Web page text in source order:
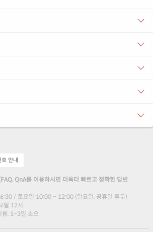
안내
QnA를 이용하시면 더욱더 빠르고 정확한 답변
/ 토요일 10:00 ~ 12:00 (일요일, 공휴일 휴무)
일 12시
, 1~3일 소요